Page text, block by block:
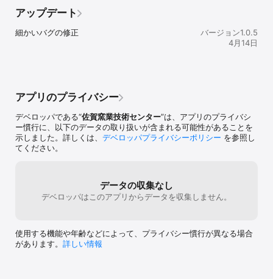
付者がアプリ上で自由にデザインした絵柄を、伊万里・有田焼の熟
練した伝統工芸士が一点一点手描きで仕上げ、世界に一つだけの作
身近に体験して魅力を感じてもらうことを目的としています。子ど
もから大人まで幅広い方が絵付けを楽しみ、配色の面白さを感じる
ことで、魅力に気づいてほしいと願い、誕生しました。
＊受賞歴
2024 グッドデザイン賞受賞「産地支援プロジェクト　伊万里・有
いろえは、さまざまな機能を体験いただけます。
まで、やきもの製造の流れをひとつのアプリで追体験。専門知識が
なくても、デザインを簡単作成。完成したデザインをアーカイブ保
存でき、いつでも見返せるだけでなく“自分だけのやきもの”として
アップデート
細かいバグの修正
バージョン1.0.5
4月14日
アプリのプライバシー
デベロッパである“佐賀窯業技術センター”は、アプリのプライバシ
ー慣行に、以下のデータの取り扱いが含まれる可能性があることを
示しました。詳しくは、 デベロッパプライバシーポリシー を参照し
てください。
データの収集なし
デベロッパはこのアプリからデータを収集しません。
使用する機能や年齢などによって、プライバシー慣行が異なる場合
があります。 詳しい情報